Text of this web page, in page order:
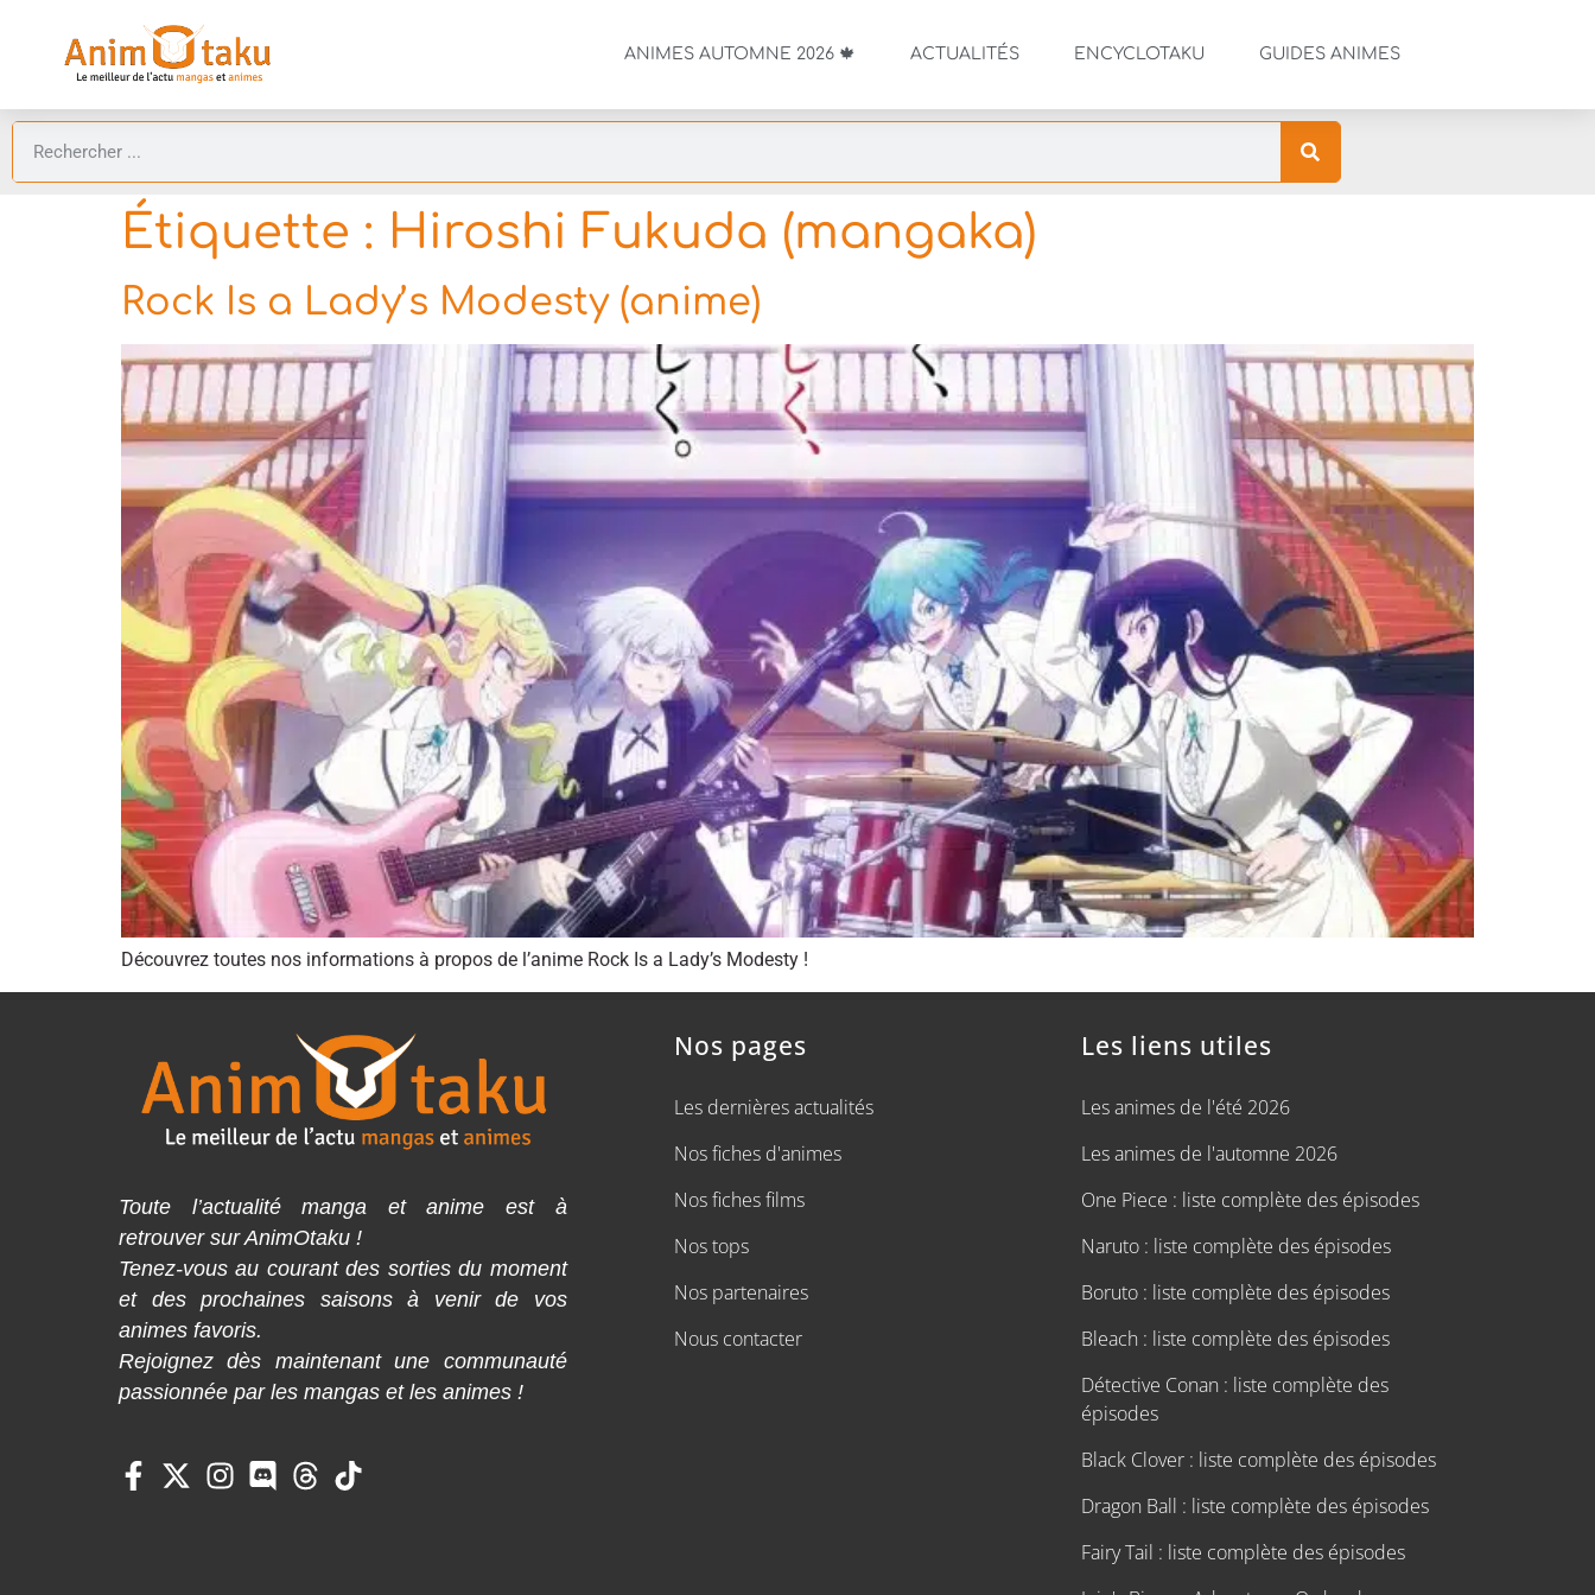
ANIMES AUTOMNE 2026 🍁 ACTUALITÉS ENCYCLOTAKU GUIDES ANIMES
Étiquette : Hiroshi Fukuda (mangaka)
Rock Is a Lady’s Modesty (anime)
Découvrez toutes nos informations à propos de l’anime Rock Is a Lady’s Modesty !
Toute l’actualité manga et anime est à
retrouver sur AnimOtaku !
Tenez-vous au courant des sorties du moment
et des prochaines saisons à venir de vos
animes favoris.
Rejoignez dès maintenant une communauté
passionnée par les mangas et les animes !
Nos pages
Les dernières actualités
Nos fiches d'animes
Nos fiches films
Nos tops
Nos partenaires
Nous contacter
Les liens utiles
Les animes de l'été 2026
Les animes de l'automne 2026
One Piece : liste complète des épisodes
Naruto : liste complète des épisodes
Boruto : liste complète des épisodes
Bleach : liste complète des épisodes
Détective Conan : liste complète des
épisodes
Black Clover : liste complète des épisodes
Dragon Ball : liste complète des épisodes
Fairy Tail : liste complète des épisodes